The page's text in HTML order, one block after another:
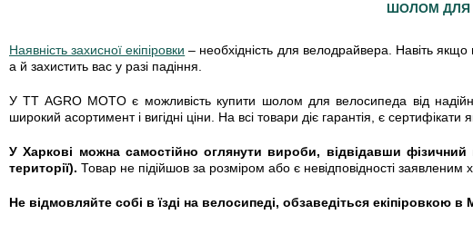
ШОЛОМ ДЛЯ
Наявність захисної екіпіровки – необхідність для велодрайвера. Навіть
а й захистить вас у разі падіння.
У TT AGRO MOTO є можливість купити шолом для велосипеда від
широкий асортимент і вигідні ціни. На всі товари діє гарантія, є сертифікати
У Харкові можна самостійно оглянути вироби, відвідавши
території). Товар не підійшов за розміром або є невідповідності
Не відмовляйте собі в їзді на велосипеді, обзаведіться екіпіровкою в